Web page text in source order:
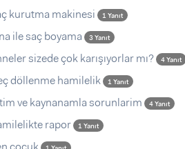
kurutma makinesi 1 Yanıt
ile saç boyama 3 Yanıt
sizede çok karışıyorlar mı? 4 Yanıt
döllenme hamilelik 1 Yanıt
ve kaynanamla sorunlarim 4 Yanıt
rapor 1 Yanıt